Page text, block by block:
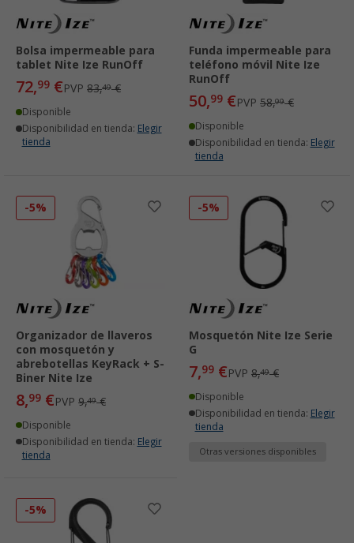
Bolsa impermeable para
tablet Nite Ize RunOff
72,99 €PVP 83,49€
Disponible
Disponibilidad en tienda: Elegir
tienda
Funda impermeable para
teléfono móvil Nite Ize
RunOff
50,99 €PVP 58,99€
Disponible
Disponibilidad en tienda: Elegir
tienda
-5%
Organizador de llaveros
con mosquetón y
abrebotellas KeyRack + S-
Biner Nite Ize
8,99 €PVP 9,49€
Disponible
Disponibilidad en tienda: Elegir
tienda
-5%
Mosquetón Nite Ize Serie
G
7,99 €PVP 8,49€
Disponible
Disponibilidad en tienda: Elegir
tienda
Otras versiones disponibles
-5%